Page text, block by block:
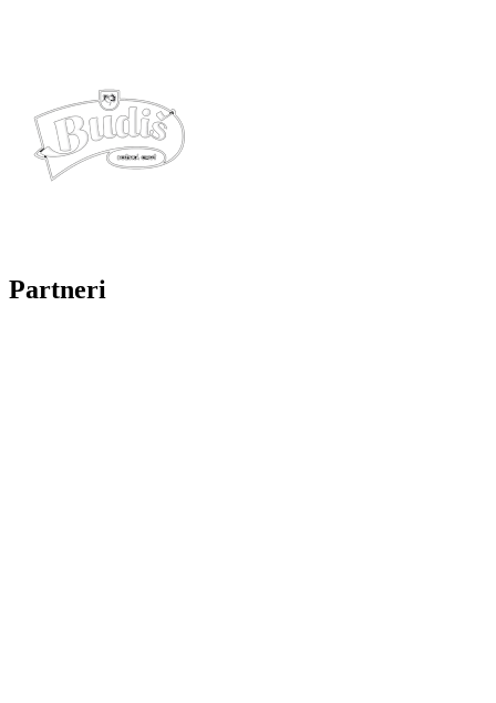
Partneri